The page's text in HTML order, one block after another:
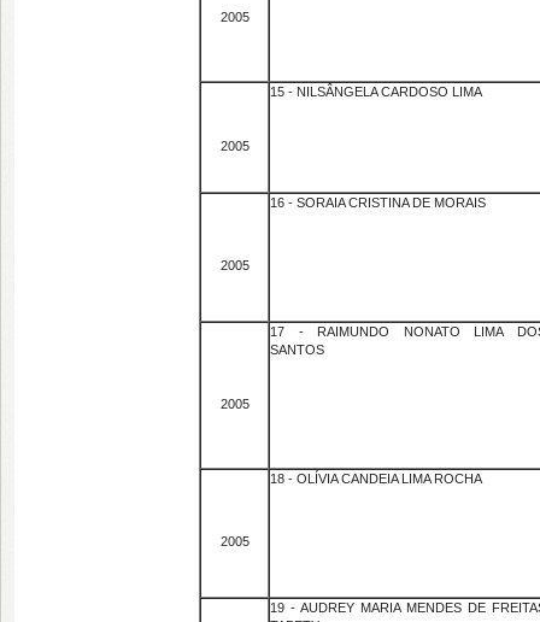
2005
2005
15 - NILSÂNGELA CARDOSO LIMA
2005
16 - SORAIA CRISTINA DE MORAIS
2005
17 - RAIMUNDO NONATO LIMA
SANTOS
2005
18 - OLÍVIA CANDEIA LIMA ROCHA
19 - AUDREY MARIA MENDES DE